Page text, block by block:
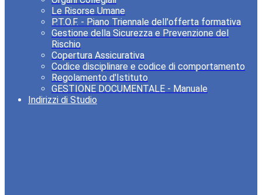
Le Risorse Umane
P.T.O.F. - Piano Triennale dell'offerta formativa
Gestione della Sicurezza e Prevenzione del
Rischio
Copertura Assicurativa
Codice disciplinare e codice di comportamento
Regolamento d'Istituto
GESTIONE DOCUMENTALE - Manuale
Indirizzi di Studio